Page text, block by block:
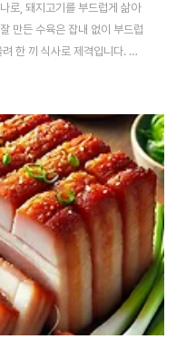
로, 돼지고기를 부드럽게 삶아
만든 수육은 잡내 없이 부드럽
한 끼 식사로 제격입니다. 수
료 활용, 적절한 조리 시간에
고기 선택하기수육에 가장 적합
방층이 풍부해 부드럽고 고소
하는 분들에게 적합하며, 풍미
담백한 맛을 내며, 보다 건강